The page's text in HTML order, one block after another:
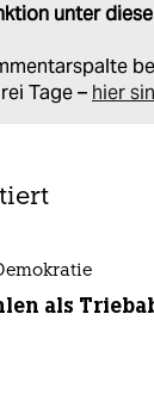
unter
Tage – hier
als